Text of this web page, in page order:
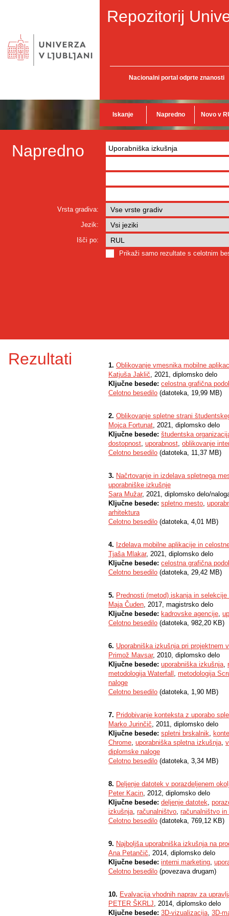
Repozitorij
Nacionalni portal odprte znanosti
Iskanje Napredno Novo v
Napredno
Vrsta gradiva:
Jezik:
Išči po:
Prikaži samo rezultate s celotnim
Rezultati 1. Oblikovanje vmesnika mobilne
Katjuša Jaklič, 2021, diplomsko delo
Ključne besede: celostna grafična
Celotno besedilo (datoteka, 19,99 MB)
2. Oblikovanje spletne strani
Mojca Fortunat, 2021, diplomsko delo
Ključne besede: študentska
dostopnost, uporabnost, oblikovanje
Celotno besedilo (datoteka, 11,37 MB)
3. Načrtovanje in izdelava spletnega
uporabniške izkušnje
Sara Mužar, 2021, diplomsko delo/
Ključne besede: spletno mesto,
arhitektura
Celotno besedilo (datoteka, 4,01 MB)
4. Izdelava mobilne aplikacije in
Tjaša Mlakar, 2021, diplomsko delo
Ključne besede: celostna grafična
Celotno besedilo (datoteka, 29,42 MB)
5. Prednosti (metod) iskanja in
Maja Čuden, 2017, magistrsko delo
Ključne besede: kadrovske agencije,
Celotno besedilo (datoteka, 982,20 KB)
6. Uporabniška izkušnja pri projektnem
Primož Mavsar, 2010, diplomsko delo
Ključne besede: uporabniška izkušnja,
metodologija Waterfall , metodologija
naloge
Celotno besedilo (datoteka, 1,90 MB)
7. Pridobivanje konteksta z uporabo
Marko Jurinčič, 2011, diplomsko delo
Ključne besede: spletni brskalnik,
Chrome, uporabniška spletna izkušnja,
diplomske naloge
Celotno besedilo (datoteka, 3,34 MB)
8. Deljenje datotek v porazdeljenem
Peter Kacin, 2012, diplomsko delo
Ključne besede: deljenje datotek,
izkušnja, računalništvo, računalništvo in
Celotno besedilo (datoteka, 769,12 KB)
9. Najboljša uporabniška izkušnja na
Ana Petančič, 2014, diplomsko delo
Ključne besede: interni marketing,
Celotno besedilo (povezava drugam)
10. Evalvacija vhodnih naprav za
PETER ŠKRLJ, 2014, diplomsko delo
Ključne besede: 3D-vizualizacija, 3D-